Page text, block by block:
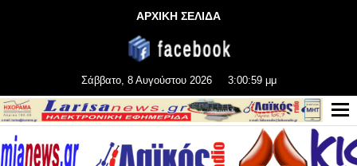
ΑΡΧΙΚΗ ΣΕΛΙΔΑ
Σάββατο, 8 Αυγούστου 2026 3:00:59 μμ